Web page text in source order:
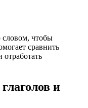
словом, чтобы
сравнить
и